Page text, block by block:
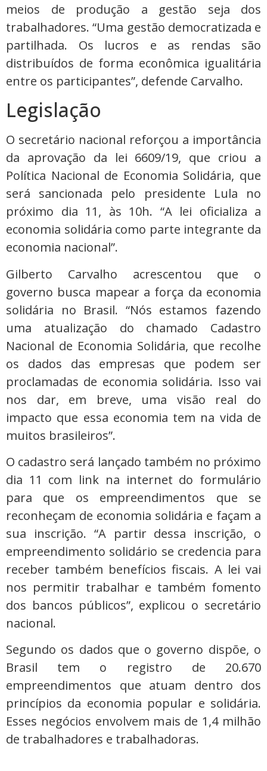
meios de produção a gestão seja dos
trabalhadores. “Uma gestão democratizada e
partilhada. Os lucros e as rendas são
distribuídos de forma econômica igualitária
entre os participantes”, defende Carvalho.
Legislação
O secretário nacional reforçou a importância
da aprovação da lei 6609/19, que criou a
Política Nacional de Economia Solidária, que
será sancionada pelo presidente Lula no
próximo dia 11, às 10h. “A lei oficializa a
economia solidária como parte integrante da
economia nacional”.
Gilberto Carvalho acrescentou que o
governo busca mapear a força da economia
solidária no Brasil. “Nós estamos fazendo
uma atualização do chamado Cadastro
Nacional de Economia Solidária, que recolhe
os dados das empresas que podem ser
proclamadas de economia solidária. Isso vai
nos dar, em breve, uma visão real do
impacto que essa economia tem na vida de
muitos brasileiros”.
O cadastro será lançado também no próximo
dia 11 com link na internet do formulário
para que os empreendimentos que se
reconheçam de economia solidária e façam a
sua inscrição. “A partir dessa inscrição, o
empreendimento solidário se credencia para
receber também benefícios fiscais. A lei vai
nos permitir trabalhar e também fomento
dos bancos públicos”, explicou o secretário
nacional.
Segundo os dados que o governo dispõe, o
Brasil tem o registro de 20.670
empreendimentos que atuam dentro dos
princípios da economia popular e solidária.
Esses negócios envolvem mais de 1,4 milhão
de trabalhadores e trabalhadoras.